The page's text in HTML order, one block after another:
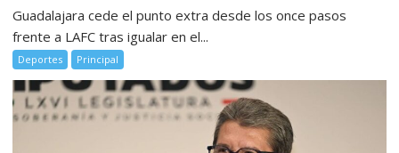
Guadalajara cede el punto extra desde los once pasos
frente a LAFC tras igualar en el...
Deportes Principal